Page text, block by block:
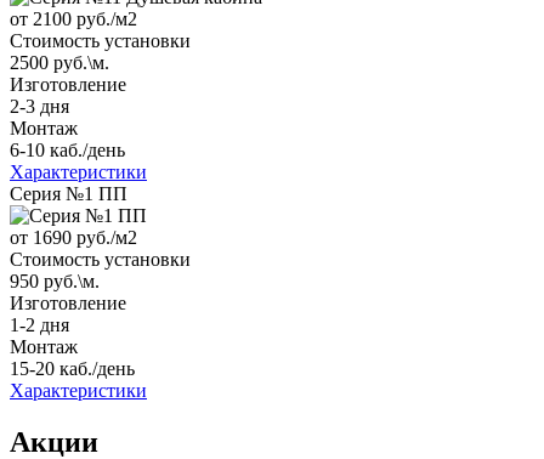
от 2100 руб./м2
Стоимость установки
2500 руб.\м.
Изготовление
2-3 дня
Монтаж
6-10 каб./день
Характеристики
Серия №1 ПП
от 1690 руб./м2
Стоимость установки
950 руб.\м.
Изготовление
1-2 дня
Монтаж
15-20 каб./день
Характеристики
Акции